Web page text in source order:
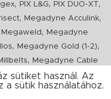
, PIX L&G, PIX DUO-XT,
, Megadyne Acculink,
,
Megadyne
, Megadyne Gold (1-2),
,
Megadyne Cable
, Optibelt VB,Mitsuboshi
HARVESTER,Urgent
sütiket használ. Az
a sütik használatához.